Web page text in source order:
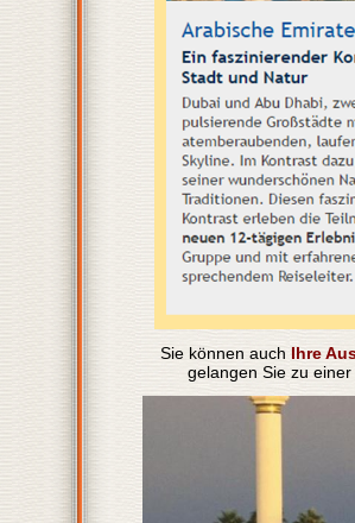
Sie können auch Ihre
gelangen Sie zu